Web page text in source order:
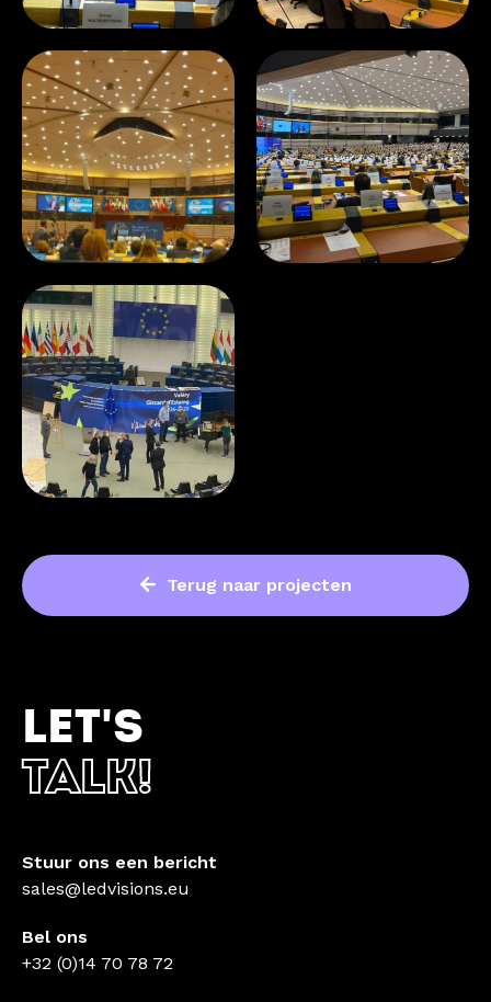
Terug naar projecten
LET'S
TALK!
Stuur ons een bericht
sales@ledvisions.eu
Bel ons
+32 (0)14 70 78 72